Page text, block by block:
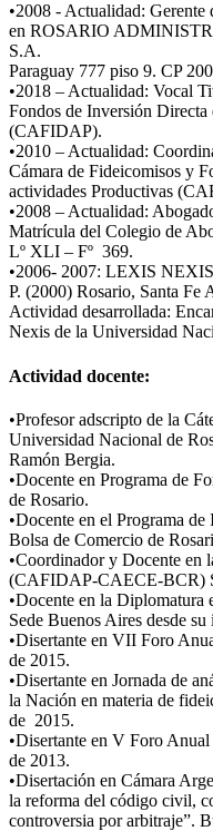
•2008 - Actualidad:
en ROSARIO
S.A.
Paraguay 777 piso 9. CP
•2018 – Actualidad: Vocal
Fondos de Inversión
(CAFIDAP).
•2010 – Actualidad:
Cámara de Fideicomisos y
actividades Productivas
•2008 – Actualidad:
Matrícula del Colegio de
Lº XLI – Fº 369.
•2006- 2007: LEXIS
P. (2000) Rosario, Santa Fe
Actividad desarrollada:
Nexis de la Universidad
Actividad docente:
​•Profesor adscripto de la
Universidad Nacional de
Ramón Bergia.
•Docente en Programa de
de Rosario.
•Docente en el Programa
Bolsa de Comercio de
•Coordinador y Docente en
(CAFIDAP-CAECE-BCR)
•Docente en la
Sede Buenos Aires desde su
•Disertante en VII Foro
de 2015.
•Disertante en Jornada de
la Nación en materia de
de 2015.
•Disertante en V Foro
de 2013.
•Disertación en Cámara
la reforma del código civil,
controversia por arbitraje”.